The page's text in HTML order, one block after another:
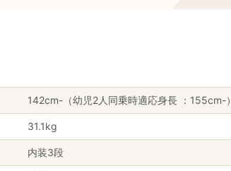
142cm-（幼児2人同乗時適応身長 ：155cm-）
31.1kg
内装3段